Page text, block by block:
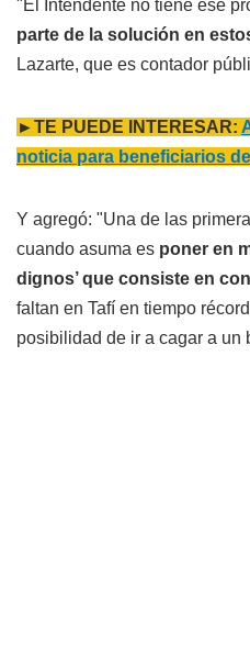
"El Intendente no tiene ese
parte de la solución en
Lazarte, que es contador
►TE PUEDE INTERESAR:
noticia para beneficiarios
Y agregó: "Una de las
cuando asuma es poner en
dignos’ que consiste en
faltan en Tafí en tiempo
posibilidad de ir a cagar a un